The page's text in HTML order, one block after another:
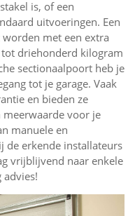
is, of een
uitvoeringen. Een
met een extra
driehonderd kilogram
sectionaalpoort heb je
tot je garage. Vaak
en bieden ze
meerwaarde voor je
manuele en
de erkende installateurs
vrijblijvend naar enkele